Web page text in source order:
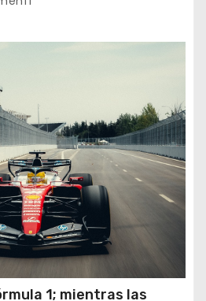
1; mientras las